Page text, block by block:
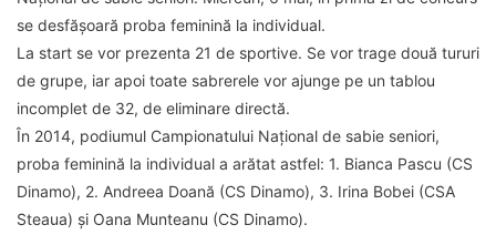
se desfășoară proba feminină la individual.
La start se vor prezenta 21 de sportive. Se vor trage două tururi
de grupe, iar apoi toate sabrerele vor ajunge pe un tablou
incomplet de 32, de eliminare directă.
În 2014, podiumul Campionatului Național de sabie seniori,
proba feminină la individual a arătat astfel: 1. Bianca Pascu (CS
Dinamo), 2. Andreea Doană (CS Dinamo), 3. Irina Bobei (CSA
Steaua) și Oana Munteanu (CS Dinamo).